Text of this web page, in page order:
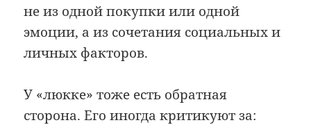
не из одной покупки или одной
эмоции, а из сочетания социальных и
личных факторов.
У «люкке» тоже есть обратная
сторона. Его иногда критикуют за: